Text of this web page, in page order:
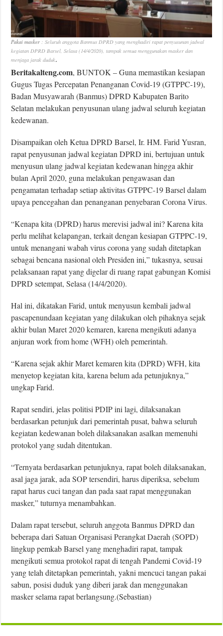
Pakai masker : Seluruh anggota Banmus DPRD yang menghadiri rapat penyusunan jadwal
kegiatan DPRD Barsel, Selasa (14/4/2020), tampak semua menggunakan masker dan
menjaga jarak duduk.
Beritakalteng.com, BUNTOK – Guna memastikan kesiapan
Gugus Tugas Percepatan Penanganan Covid-19 (GTPPC-19),
Badan Musyawarah (Banmus) DPRD Kabupaten Barito
Selatan melakukan penyusunan ulang jadwal seluruh kegiatan
kedewanan.
Disampaikan oleh Ketua DPRD Barsel, Ir. HM. Farid Yusran,
rapat penyusunan jadwal kegiatan DPRD ini, bertujuan untuk
menyusun ulang jadwal kegiatan kedewanan hingga akhir
bulan April 2020, guna melakukan pengawasan dan
pengamatan terhadap setiap aktivitas GTPPC-19 Barsel dalam
upaya pencegahan dan penanganan penyebaran Corona Virus.
“Kenapa kita (DPRD) harus merevisi jadwal ini? Karena kita
perlu melihat kelapangan, terkait dengan kesiapan GTPPC-19,
untuk menangani wabah virus corona yang sudah ditetapkan
sebagai bencana nasional oleh Presiden ini,” tukasnya, seusai
pelaksanaan rapat yang digelar di ruang rapat gabungan Komisi
DPRD setempat, Selasa (14/4/2020).
Hal ini, dikatakan Farid, untuk menyusun kembali jadwal
pascapenundaan kegiatan yang dilakukan oleh pihaknya sejak
akhir bulan Maret 2020 kemaren, karena mengikuti adanya
anjuran work from home (WFH) oleh pemerintah.
“Karena sejak akhir Maret kemaren kita (DPRD) WFH, kita
menyetop kegiatan kita, karena belum ada petunjuknya,”
ungkap Farid.
Rapat sendiri, jelas politisi PDIP ini lagi, dilaksanakan
berdasarkan petunjuk dari pemerintah pusat, bahwa seluruh
kegiatan kedewanan boleh dilaksanakan asalkan memenuhi
protokol yang sudah ditentukan.
“Ternyata berdasarkan petunjuknya, rapat boleh dilaksanakan,
asal jaga jarak, ada SOP tersendiri, harus diperiksa, sebelum
rapat harus cuci tangan dan pada saat rapat menggunakan
masker,” tuturnya menambahkan.
Dalam rapat tersebut, seluruh anggota Banmus DPRD dan
beberapa dari Satuan Organisasi Perangkat Daerah (SOPD)
lingkup pemkab Barsel yang menghadiri rapat, tampak
mengikuti semua protokol rapat di tengah Pandemi Covid-19
yang telah ditetapkan pemerintah, yakni mencuci tangan pakai
sabun, posisi duduk yang diberi jarak dan menggunakan
masker selama rapat berlangsung.(Sebastian)